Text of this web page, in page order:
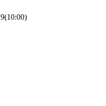
(10:00)